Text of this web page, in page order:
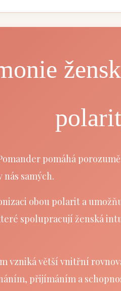
pomáhá
samých.
obou polarit a
spolupracují ženská
vzniká větší vnitřní
přijímáním a